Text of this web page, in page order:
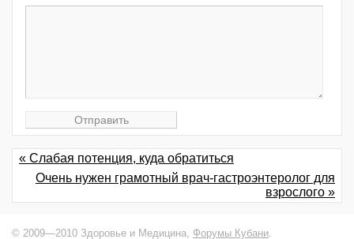
« Слабая потенция, куда обратиться
Очень нужен грамотный врач-гастроэнтеролог для
взрослого »
© 2009—2010 Здоровье и Медицина, Форумы Кубани.